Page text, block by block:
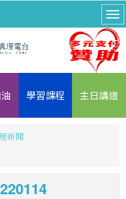
學習課程 主日講道
新聞